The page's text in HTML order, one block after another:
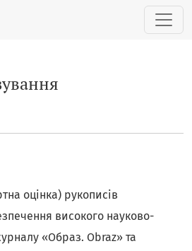
оцінка) рукописів
високого науково-
«Образ. Obraz» та